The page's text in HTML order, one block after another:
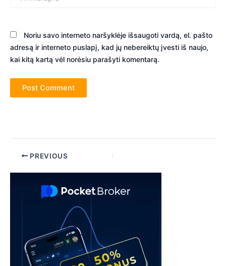
Noriu savo interneto naršyklėje išsaugoti vardą, el. pašto
adresą ir interneto puslapį, kad jų nebereiktų įvesti iš naujo,
kai kitą kartą vėl norėsiu parašyti komentarą.
Post PREVIOUS